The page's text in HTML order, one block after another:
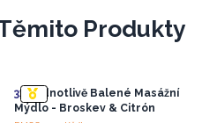
Produkty
3x Jednotlivě Balené Masážní
Mýdlo - Broskev & Citrón